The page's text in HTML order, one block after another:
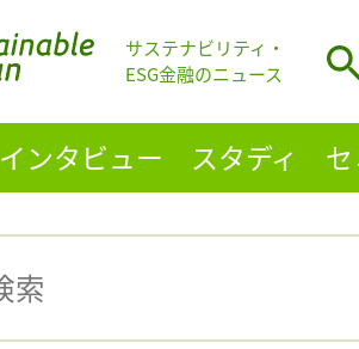
サステナビリティ・
ESG金融のニュース
インタビュー スタディ